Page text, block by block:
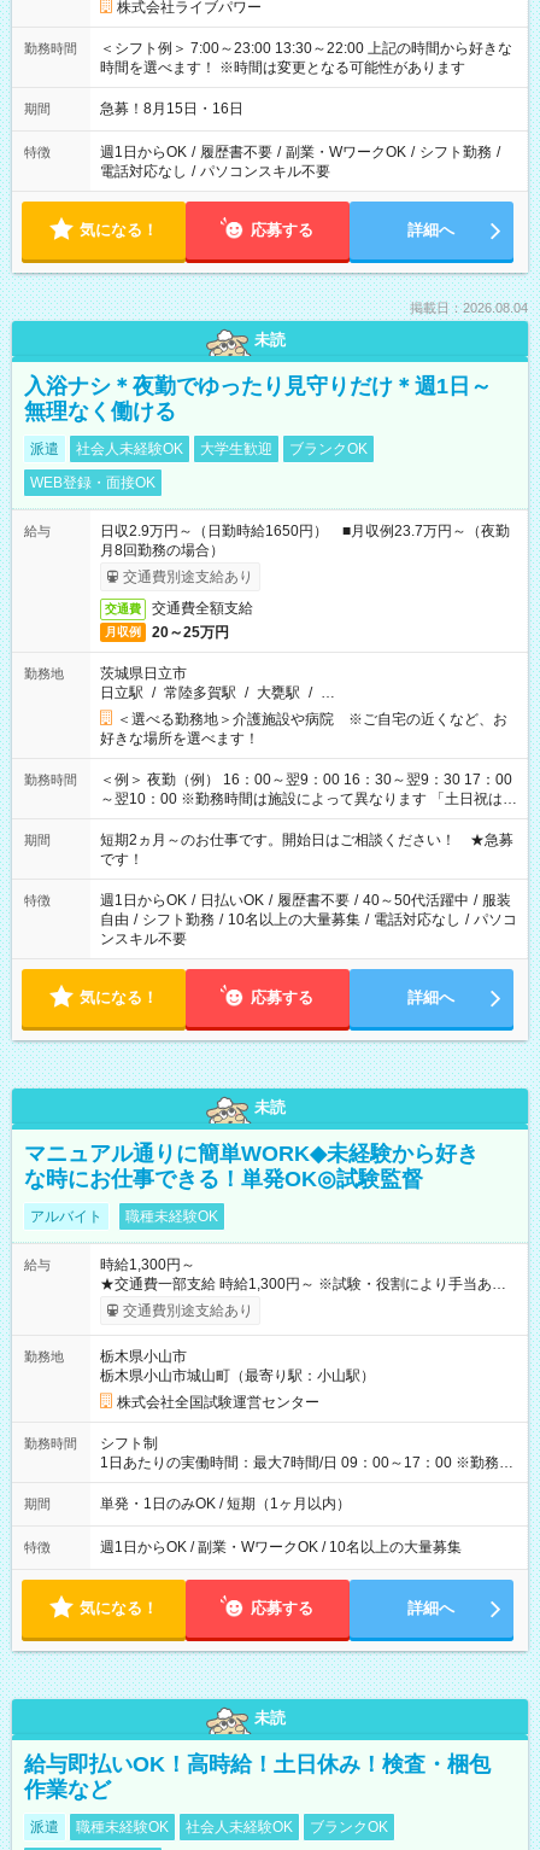
株式会社ライブパワー
勤務時間
＜シフト例＞ 7:00～23:00 13:30～22:00 上記の時間から好きな
時間を選べます！ ※時間は変更となる可能性があります
期間 急募！8月15日・16日
特徴 週1日からOK / 履歴書不要 / 副業・WワークOK / シフト勤務 /
電話対応なし / パソコンスキル不要
気になる！ 応募する 詳細へ
掲載日：2026.08.04
未読
入浴ナシ＊夜勤でゆったり見守りだけ＊週1日～
無理なく働ける
派遣 社会人未経験OK 大学生歓迎
ブランクOK
WEB登録・面接OK
給与
日収2.9万円～（日勤時給1650円） ■月収例23.7万円～（夜勤
月8回勤務の場合）
交通費別途支給あり
交通費 交通費全額支給
月収例 20～25万円
勤務地
茨城県日立市
日立駅 / 常陸多賀駅 / 大甕駅 / …
＜選べる勤務地＞介護施設や病院 ※ご自宅の近くなど、お
好きな場所を選べます！
勤務時間
＜例＞ 夜勤（例） 16：00～翌9：00 16：30～翌9：30 17：00
～翌10：00 ※勤務時間は施設によって異なります 「土日祝は休
みたい」 「しっかり稼ぎたい」 「もう少し遅い時間から始めた
い」など ご希望にあったお仕事をご案内いたします。 ※未経験
の方の場合は1～2ヶ月間は日中での仕事を経験いただき、 お
仕事に慣れてからの夜勤になります。 ★家庭の都合でお休みが
必要な場合も遠慮なくご相談ください。
期間
短期2ヵ月～のお仕事です。開始日はご相談ください！ ★急募
です！
特徴 週1日からOK / 日払いOK / 履歴書不要 / 40～50代活躍中 / 服装
自由 / シフト勤務 / 10名以上の大量募集 / 電話対応なし / パソコ
ンスキル不要
気になる！ 応募する 詳細へ
未読
マニュアル通りに簡単WORK◆未経験から好き
な時にお仕事できる！単発OK◎試験監督
アルバイト 職種未経験OK
給与
時給1,300円～
★交通費一部支給 時給1,300円～ ※試験・役割により手当あり
※勤務回数により昇給あり 【即給（前払い）オプションあ
り！】 希望される場合、勤務から1週間ほどで給与の一部を受け
例】 ・河合塾模擬試験 8:30～17:30（休憩1時間） 時給1,300円
×8時間＝日収10,400円＋交通費 ※当日の役割により時給＋100
円の場合あり ・国家試験 7:00～13:30（休憩なし） 時給1,300
円（役割手当＋100円）×6時間＝日収8,400円＋交通費 【試用期
間】試用期間なし
交通費別途支給あり
勤務地
栃木県小山市
栃木県小山市城山町（最寄り駅：小山駅）
株式会社全国試験運営センター
勤務時間
シフト制
1日あたりの実働時間：最大7時間/日 09：00～17：00 ※勤務時
間は 試験により異なります。
期間 単発・1日のみOK / 短期（1ヶ月以内）
特徴 週1日からOK / 副業・WワークOK / 10名以上の大量募集
気になる！ 応募する 詳細へ
未読
給与即払いOK！高時給！土日休み！検査・梱包
作業など
派遣 職種未経験OK 社会人未経験OK
ブランクOK